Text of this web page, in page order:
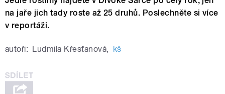
na jaře jich tady roste až 25 druhů. Poslechněte si více
v reportáži.
autoři: Ludmila Křesťanová, kš